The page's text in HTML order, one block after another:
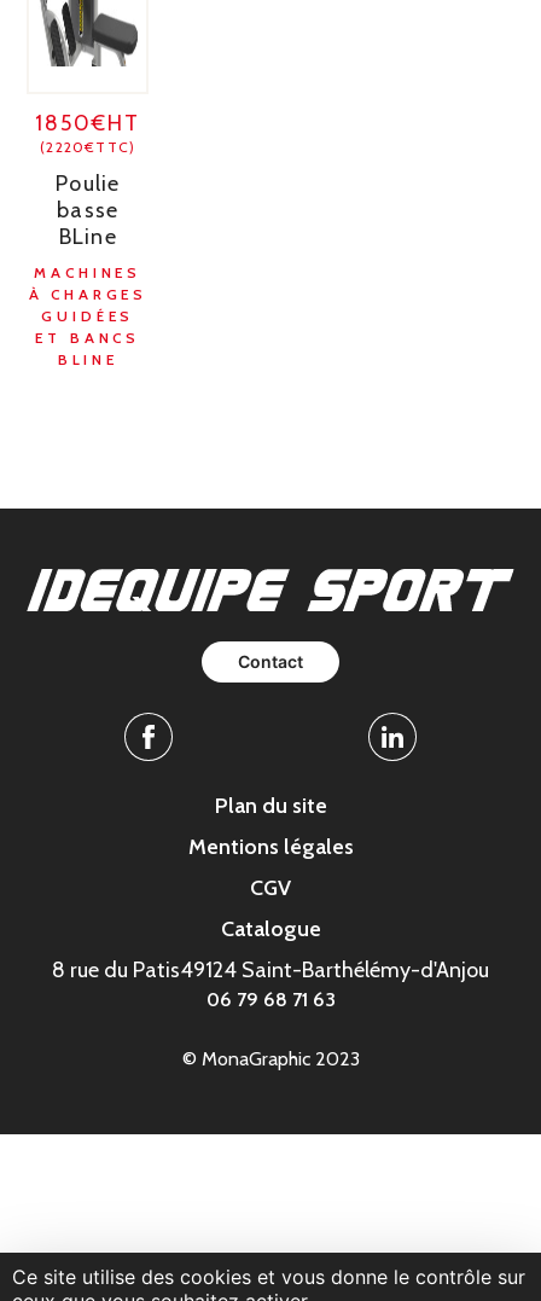
1850€HT
(2220€TTC)
Poulie
basse
BLine
MACHINES
À CHARGES
GUIDÉES
ET BANCS
BLINE
Contact
Facebook Linkedin
Plan du site
Mentions légales
CGV
Catalogue
8 rue du Patis49124 Saint-Barthélémy-d'Anjou
06 79 68 71 63
© MonaGraphic 2023
Ce site utilise des cookies et vous donne le contrôle sur